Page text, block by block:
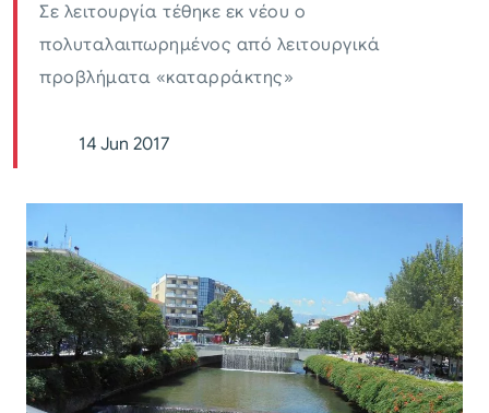
Σε λειτουργία τέθηκε εκ νέου ο
πολυταλαιπωρημένος από λειτουργικά
προβλήματα «καταρράκτης»
14 Jun 2017